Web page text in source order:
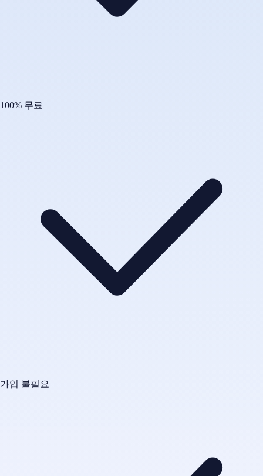
100% 무료
가입 불필요